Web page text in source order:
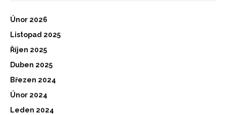
Únor 2026
Listopad 2025
Říjen 2025
Duben 2025
Březen 2024
Únor 2024
Leden 2024